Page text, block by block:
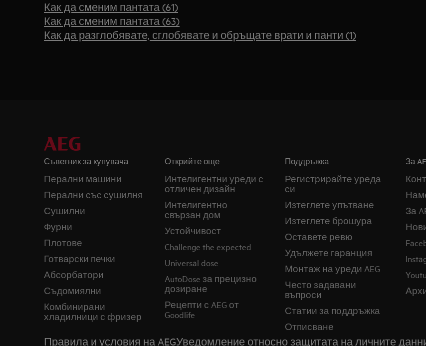
Как да сменим пантата (61)
Как да сменим пантата (63)
Как да разглобявате, сглобявате и обръщате врати и панти (1)
Съветник за купувача
Перални машини
Перални със сушилня
Сушилни
Фурни
Плотове
Готварски печки
Абсорбатори
Съдомиялни
Комбинирани
хладилници с фризер
Открийте още
Интелигентни уреди с
отличен дизайн
Интелигентно
свързан дом
Устойчивост
Challenge the expected
Universal dose
AutoDose за прецизно
дозиране
Рецепти с AEG от
Goodlife
Поддръжка
Регистрирайте уреда
си
Изтеглете упътване
Изтеглете брошура
Оставете ревю
Удължете гаранция
Монтаж на уреди AEG
Често задавани
въпроси
Статии за поддръжка
Отписване
За
За
Правила и условия на AEGУведомление относно защитата на личните